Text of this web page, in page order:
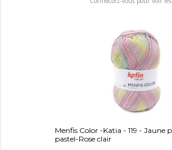
Menfis Color -Katia - 119 - Jaune
pastel-Rose clair